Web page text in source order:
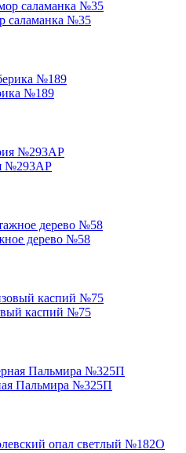
саламанка №35
№189
№293АР
дерево №58
каспий №75
Пальмира №325П